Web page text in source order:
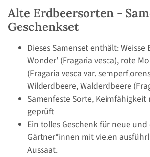
Alte Erdbeersorten -
Geschenkset
Dieses Samenset enthält: Weisse
Wonder' (Fragaria vesca), rote
(Fragaria vesca var.
Wilderdbeere, Walderdbeere
Samenfeste Sorte, Keimfähigkeit
geprüft
Ein tolles Geschenk für neue
Gärtner*innen mit vielen
Aussaat.